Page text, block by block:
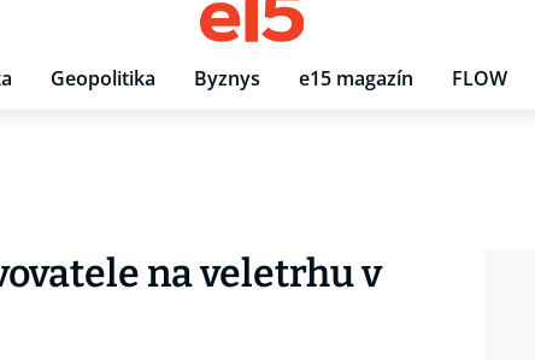
Geopolitika Byznys e15 magazín FLOW
na veletrhu v